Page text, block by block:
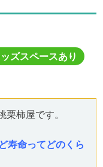
ズスペースあり
栗柿屋です。
寿命ってどのくら